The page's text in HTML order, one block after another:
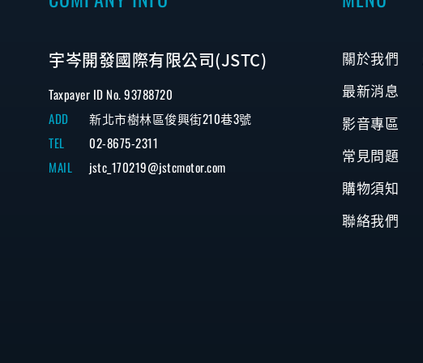
關於我們
最新消息
影音專區
常見問題
購物須知
聯絡我們
宇岑開發國際有限公司(JSTC)
Taxpayer ID No. 93788720
ADD
新北市樹林區俊興街210巷3號
TEL
02-8675-2311
MAIL
jstc_170219@jstcmotor.com